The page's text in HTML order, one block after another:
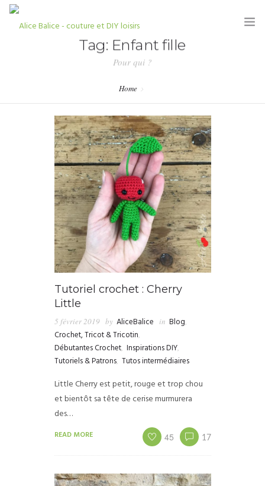
HOME
TUTORIELS
KITS & COUPONS
PARTENARIATS & PRESSE
Tag: Enfant fille
Pour qui ?
Home
Tutoriel crochet : Cherry
Little
5 février 2019 by AliceBalice in Blog,
Crochet, Tricot & Tricotin,
Débutantes Crochet, Inspirations DIY,
Tutoriels & Patrons, Tutos intermédiaires
Little Cherry est petit, rouge et trop chou
et bientôt sa tête de cerise murmurera
des…
READ MORE 45 17